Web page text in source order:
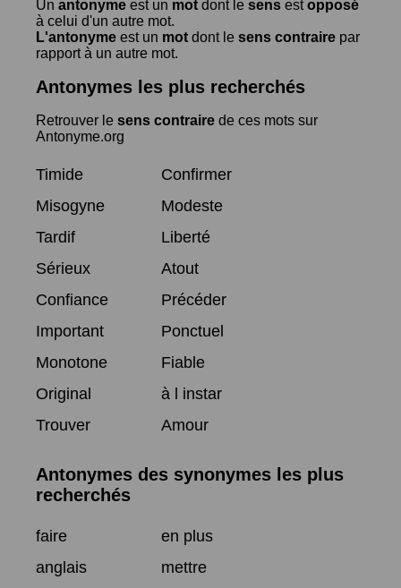
Un antonyme est un mot dont le sens estopposé
à celui d'un autre mot.
L'antonyme est un mot dont le sens contraire par
rapport à un autre mot.
Antonymes les plus recherchés
Retrouver le sens contraire de ces mots sur
Antonyme.org
Timide
Confirmer
Misogyne
Modeste
Tardif
Liberté
Sérieux
Atout
Confiance
Précéder
Important
Ponctuel
Monotone
Fiable
Original
à l instar
Trouver
Amour
Antonymes des synonymes les plus
recherchés
faire
en plus
anglais
mettre